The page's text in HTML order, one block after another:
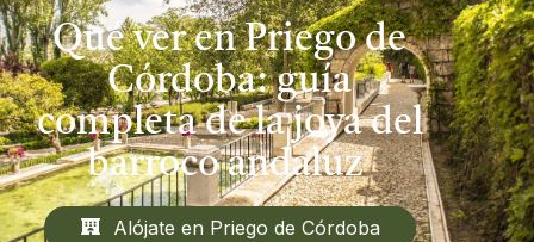
Alójate en Priego de Córdoba
Qué ver en Priego de
Córdoba: guía
completa de la joya del
barroco andaluz